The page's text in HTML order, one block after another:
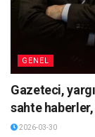
GENEL
Gazeteci,
sahte
2026-03-30